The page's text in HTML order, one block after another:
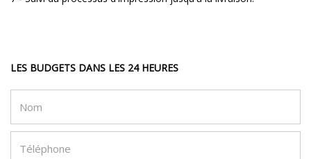
LES BUDGETS DANS LES 24 HEURES